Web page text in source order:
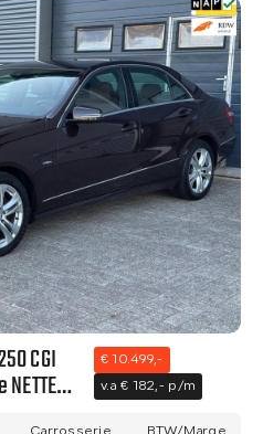
CGI
€ 10.499,-
v.a € 182,- p/m